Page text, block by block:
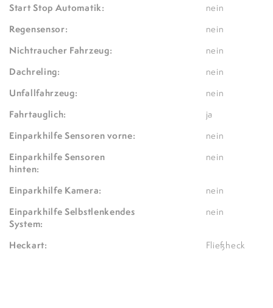
Start Stop Automatik: nein
Regensensor: nein
Nichtraucher Fahrzeug: nein
Dachreling: nein
Unfallfahrzeug: nein
Fahrtauglich: ja
Einparkhilfe Sensoren vorne: nein
Einparkhilfe Sensoren
hinten:
nein
Einparkhilfe Kamera: nein
Einparkhilfe Selbstlenkendes
System:
nein
Heckart: Fließheck